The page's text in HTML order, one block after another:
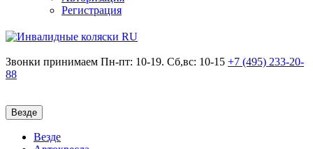
Регистрация
Звонки принимаем Пн-пт: 10-19. Сб,вс: 10-15 +7 (495) 233-20-
88
Везде
Везде